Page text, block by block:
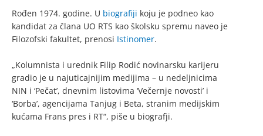
Rođen 1974. godine. U biografiji koju je podneo kao
kandidat za člana UO RTS kao školsku spremu naveo je
Filozofski fakultet, prenosi Istinomer.
„Kolumnista i urednik Filip Rodić novinarsku karijeru
gradio je u najuticajnijim medijima – u nedeljnicima
NIN i ‘Pečat’, dnevnim listovima ‘Večernje novosti’ i
‘Borba’, agencijama Tanjug i Beta, stranim medijskim
kućama Frans pres i RT“, piše u biografji.